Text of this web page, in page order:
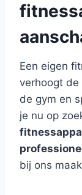
Een eigen
verhoogt de
de gym en
je nu op
bij ons